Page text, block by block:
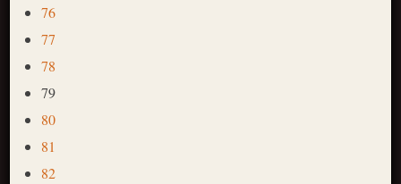
76
77
78
79
80
81
82